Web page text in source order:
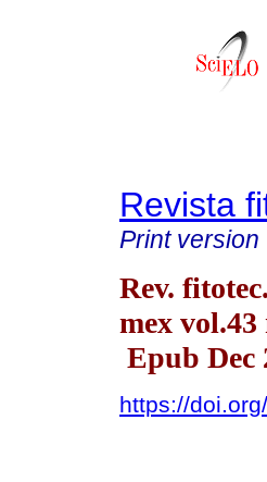
Revista
Print version
Rev. fitotec.
mex
Epub Dec
https://